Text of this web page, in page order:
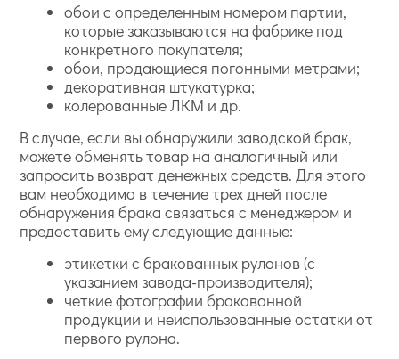
обои с определенным номером партии,
которые заказываются на фабрике под
конкретного покупателя;
обои, продающиеся погонными метрами;
декоративная штукатурка;
колерованные ЛКМ и др.
В случае, если вы обнаружили заводской брак,
можете обменять товар на аналогичный или
запросить возврат денежных средств. Для этого
вам необходимо в течение трех дней после
обнаружения брака связаться с менеджером и
предоставить ему следующие данные:
этикетки с бракованных рулонов (с
указанием завода-производителя);
четкие фотографии бракованной
продукции и неиспользованные остатки от
первого рулона.